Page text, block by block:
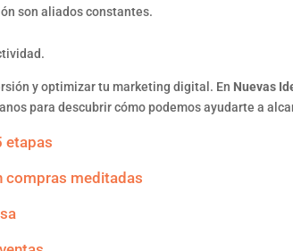
son aliados constantes.
y optimizar tu marketing digital. En Nuevas
para descubrir cómo podemos ayudarte a
etapas
compras meditadas